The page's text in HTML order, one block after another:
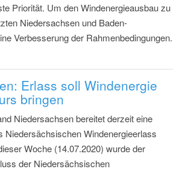
Priorität. Um den Windenergieausbau zu
Niedersachsen und Baden-
Verbesserung der Rahmenbedingungen.
Erlass soll Windenergie
bringen
Niedersachsen bereitet derzeit eine
Niedersächsischen Windenergieerlass
Woche (14.07.2020) wurde der
der Niedersächsischen